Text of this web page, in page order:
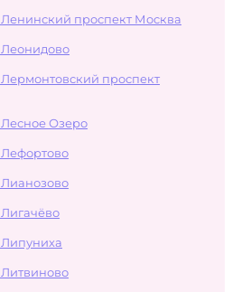
Ленинский проспект Москва
Леонидово
проспект
Озеро